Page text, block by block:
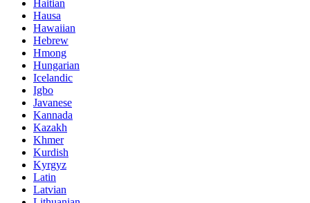
Haitian
Hausa
Hawaiian
Hebrew
Hmong
Hungarian
Icelandic
Igbo
Javanese
Kannada
Kazakh
Khmer
Kurdish
Kyrgyz
Latin
Latvian